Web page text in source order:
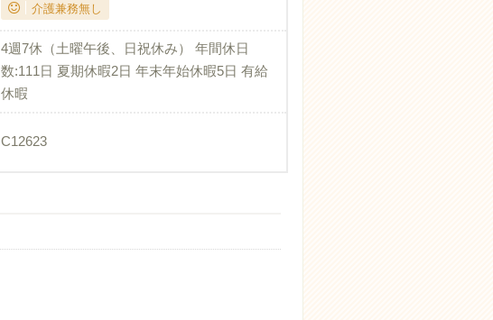
介護兼務無し
4週7休（土曜午後、日祝休み） 年間休日
数:111日 夏期休暇2日 年末年始休暇5日 有給
休暇
C12623